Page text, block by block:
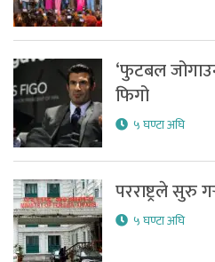
‘फुटबल जोगाउन
फिगो
५ घण्टा अघि
परराष्ट्रले सुरु
५ घण्टा अघि